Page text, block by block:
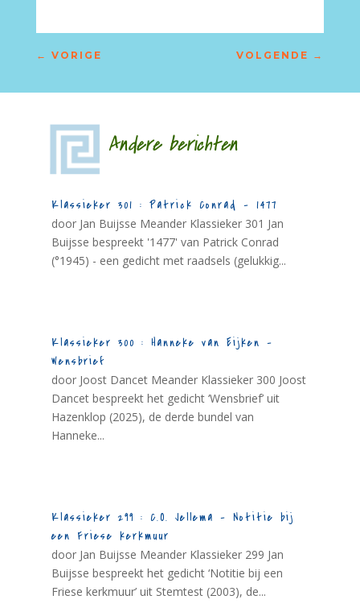
← VORIGE VOLGENDE →
Andere berichten
Klassieker 301 : Patrick Conrad – 1477
door Jan Buijsse Meander Klassieker 301 Jan
Buijsse bespreekt '1477' van Patrick Conrad
(°1945) - een gedicht met raadsels (gelukkig...
Klassieker 300 : Hanneke van Eijken –
Wensbrief
door Joost Dancet Meander Klassieker 300 Joost
Dancet bespreekt het gedicht ‘Wensbrief’ uit
Hazenklop (2025), de derde bundel van
Hanneke...
Klassieker 299 : C.O. Jellema – Notitie bij
een Friese kerkmuur
door Jan Buijsse Meander Klassieker 299 Jan
Buijsse bespreekt het gedicht ‘Notitie bij een
Friese kerkmuur’ uit Stemtest (2003), de...